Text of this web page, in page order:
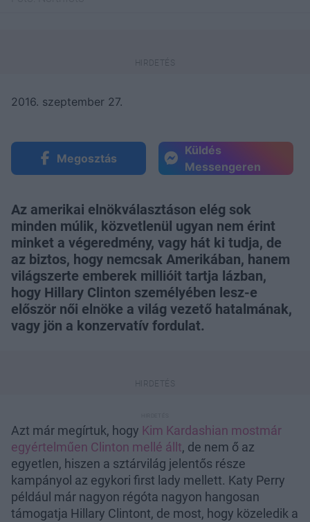
2016. szeptember 27.
Megosztás
Küldés
Messengeren
Az amerikai elnökválasztáson elég sok
minden múlik, közvetlenül ugyan nem érint
minket a végeredmény, vagy hát ki tudja, de
az biztos, hogy nemcsak Amerikában, hanem
világszerte emberek millióit tartja lázban,
hogy Hillary Clinton személyében lesz-e
először női elnöke a világ vezető hatalmának,
vagy jön a konzervatív fordulat.
Azt már megírtuk, hogy Kim Kardashian mostmár
egyértelműen Clinton mellé állt, de nem ő az
egyetlen, hiszen a sztárvilág jelentős része
kampányol az egykori first lady mellett. Katy Perry
például már nagyon régóta nagyon hangosan
támogatja Hillary Clintont, de most, hogy közeledik a